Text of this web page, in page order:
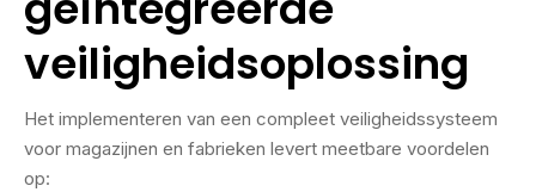
veiligheidsoplossing
Het implementeren van een compleet veiligheidssysteem
voor magazijnen en fabrieken levert meetbare voordelen
op: